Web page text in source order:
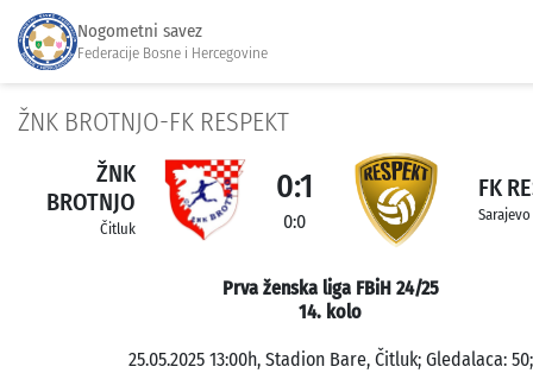
Nogometni savez
Federacije Bosne i Hercegovine
ŽNK BROTNJO-FK RESPEKT
ŽNK
BROTNJO
Čitluk
0:1
0:0
FK
Sarajevo
Prva ženska liga FBiH 24/25
14. kolo
25.05.2025 13:00h, Stadion Bare, Čitluk; Gledalaca: 50;